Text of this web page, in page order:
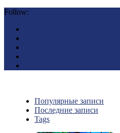
Follow:
Популярные записи
Последние записи
Tags